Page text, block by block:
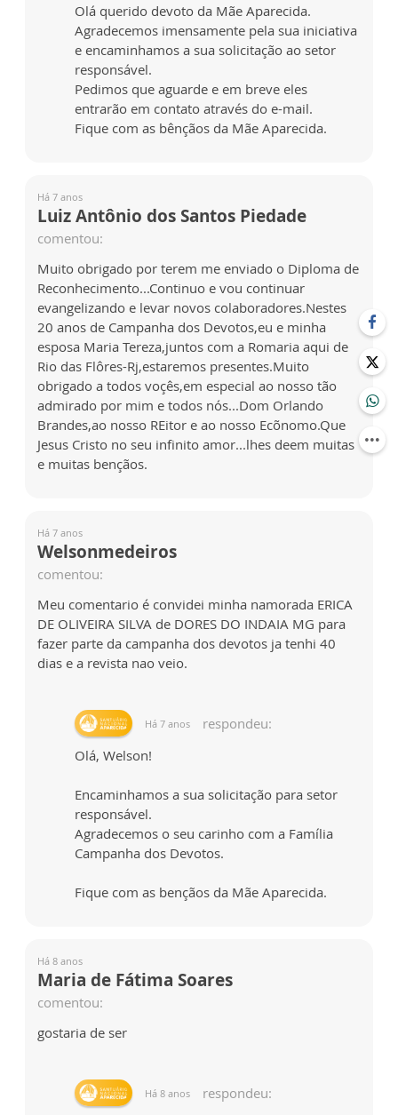
Olá querido devoto da Mãe Aparecida.
Agradecemos imensamente pela sua iniciativa
e encaminhamos a sua solicitação ao setor
responsável.
Pedimos que aguarde e em breve eles
entrarão em contato através do e-mail.
Fique com as bênçãos da Mãe Aparecida.
Há 7 anos
Luiz Antônio dos Santos Piedade
comentou:
Muito obrigado por terem me enviado o Diploma de
Reconhecimento...Continuo e vou continuar
evangelizando e levar novos colaboradores.Nestes
20 anos de Campanha dos Devotos,eu e minha
esposa Maria Tereza,juntos com a Romaria aqui de
Rio das Flôres-Rj,estaremos presentes.Muito
obrigado a todos voçês,em especial ao nosso tão
admirado por mim e todos nós...Dom Orlando
Brandes,ao nosso REitor e ao nosso Ecõnomo.Que
Jesus Cristo no seu infinito amor...lhes deem muitas
e muitas bençãos.
Há 7 anos
Welsonmedeiros
comentou:
Meu comentario é convidei minha namorada ERICA
DE OLIVEIRA SILVA de DORES DO INDAIA MG para
fazer parte da campanha dos devotos ja tenhi 40
dias e a revista nao veio.
Há 7 anos
respondeu:
Olá, Welson!
Encaminhamos a sua solicitação para setor
responsável.
Agradecemos o seu carinho com a Família
Campanha dos Devotos.
Fique com as bençãos da Mãe Aparecida.
Há 8 anos
Maria de Fátima Soares
comentou:
gostaria de ser
Há 8 anos
respondeu: